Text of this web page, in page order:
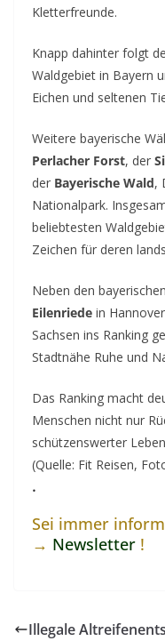
Kletterfreunde.
Knapp dahinter folgt
Waldgebiet in Bayern
Eichen und seltenen
Weitere bayerische
Perlacher Forst, der
der Bayerische Wald,
Nationalpark.
beliebtesten
Zeichen für deren
Neben den
Eilenriede in
Sachsen ins Ranking
Stadtnähe Ruhe und
Das Ranking macht
Menschen nicht nur
schützenswerter
(Quelle: Fit Reisen,
.
Sei immer
→ Newsletter !
Illegale